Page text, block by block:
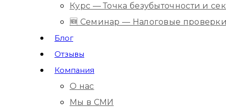
Курс — Точка безубыточности и
🆕 Семинар — Налоговые проверки
Блог
Отзывы
Компания
О нас
Мы в СМИ